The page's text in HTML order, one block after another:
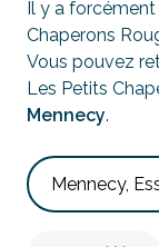
Il y a forcément
Chaperons
Vous pouvez
Les Petits
Mennecy.